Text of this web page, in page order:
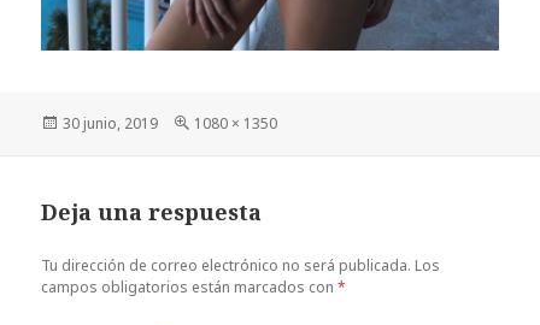
Publicado
30 junio, 2019
Tamaño
1080 × 1350
Deja una respuesta
Tu dirección de correo electrónico no será publicada. Los
campos obligatorios están marcados con*